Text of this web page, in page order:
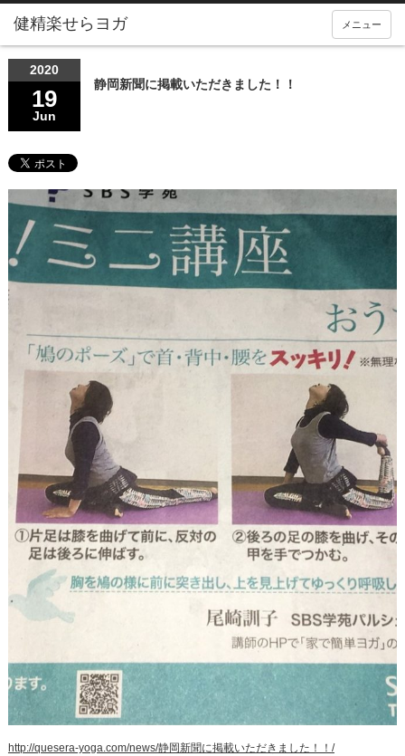
メニュー
2020
19
Jun
静岡新聞に掲載いただきました！！
http://quesera-yoga.com/news/静岡新聞に掲載いただきました！！ /‎